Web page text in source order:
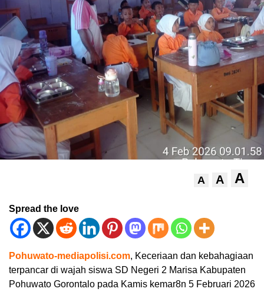
A A A
Spread the love
Pohuwato-mediapolisi.com, Keceriaan dan kebahagiaan
terpancar di wajah siswa SD Negeri 2 Marisa Kabupaten
Pohuwato Gorontalo pada Kamis kemar8n 5 Februari 2026